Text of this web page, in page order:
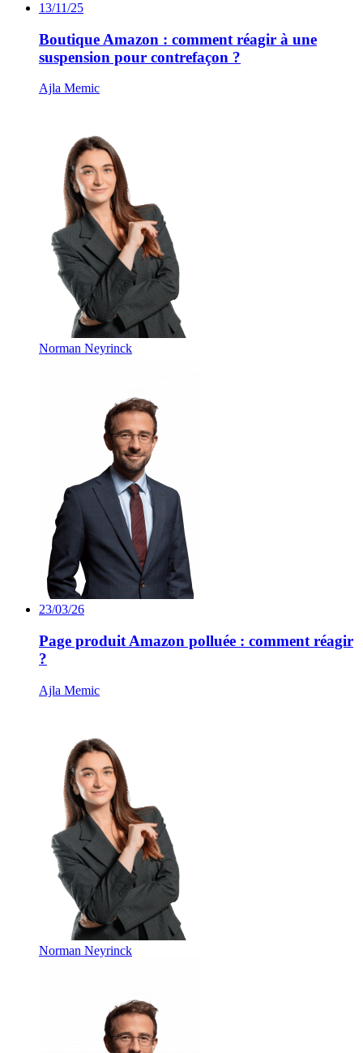
13/11/25
Boutique Amazon : comment réagir à une
suspension pour contrefaçon ?
Ajla Memic
Norman Neyrinck
23/03/26
Page produit Amazon polluée : comment réagir
?
Ajla Memic
Norman Neyrinck